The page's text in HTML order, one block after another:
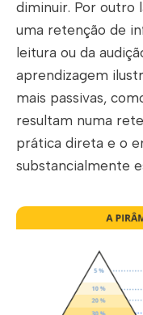
diminuir. Por outro
uma retenção de
leitura ou da
aprendizagem
mais passivas,
resultam numa
prática direta e o
substancialmente